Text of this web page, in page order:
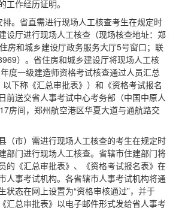
工作经历证明。
排。省直需进行现场人工核查考生在规定时
设厅进行现场人工核查（现场核查地址：郑
房和城乡建设厅政务服务大厅5号窗口；联
）。省住房和城乡建设厅将现场人工核
度一级建造师资格考试核查通过人员汇总
下称《汇总审批表》）和《资格考试报名
前送交省人事考试中心考务部（中国中原人
房间，郑州航空港区华夏大道与通航路交
（市）需进行现场人工核查的考生在规定时
部门进行现场人工核查。省辖市住建部门将
的《汇总审批表》、《资格考试报名表》在
人事考试机构。各省辖市人事考试机构将通
状态在网上设置为“资格审核通过”，并于
汇总审批表》以电子邮件形式发给省人事考